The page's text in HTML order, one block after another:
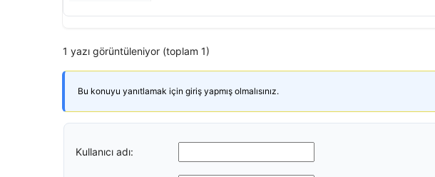
1 yazı görüntüleniyor (toplam 1)
Bu konuyu yanıtlamak için giriş yapmış olmalısınız.
Kullanıcı adı: